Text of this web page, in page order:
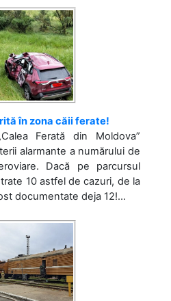
în zona căii ferate!
Ferată din Moldova”
alarmante a numărului de
Dacă pe parcursul
10 astfel de cazuri, de la
documentate deja 12!...